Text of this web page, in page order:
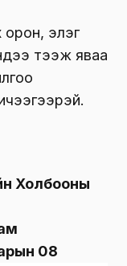
элэг
тээж яваа
Холбооны
08